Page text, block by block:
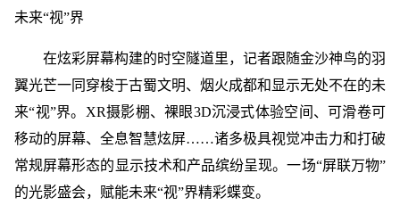
未来“视”界
在炫彩屏幕构建的时空隧道里，记者跟随金沙神鸟的羽
翼光芒一同穿梭于古蜀文明、烟火成都和显示无处不在的未
来“视”界。XR摄影棚、裸眼3D沉浸式体验空间、可滑卷可
移动的屏幕、全息智慧炫屏……诸多极具视觉冲击力和打破
常规屏幕形态的显示技术和产品缤纷呈现。一场“屏联万物”
的光影盛会，赋能未来“视”界精彩蝶变。